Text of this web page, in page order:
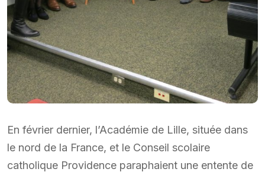
En février dernier, l’Académie de Lille, située dans
le nord de la France, et le Conseil scolaire
catholique Providence paraphaient une entente de